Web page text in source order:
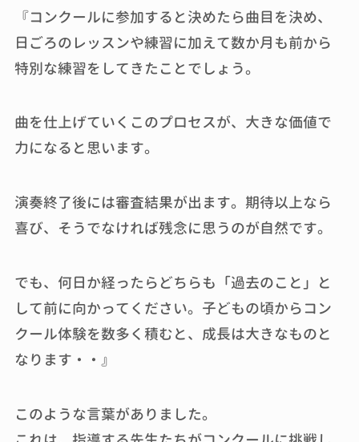
『コンクールに参加すると決めたら曲目を決め、
日ごろのレッスンや練習に加えて数か月も前から
特別な練習をしてきたことでしょう。
曲を仕上げていくこのプロセスが、大きな価値で
力になると思います。
演奏終了後には審査結果が出ます。期待以上なら
喜び、そうでなければ残念に思うのが自然です。
でも、何日か経ったらどちらも「過去のこと」と
して前に向かってください。子どもの頃からコン
クール体験を数多く積むと、成長は大きなものと
なります・・』
このような言葉がありました。